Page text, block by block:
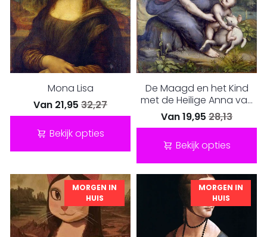
Mona Lisa
Van 21,95 32,27
Bekijk opties
De Maagd en het Kind
met de Heilige Anna van
Leonard...
Van19,95 28,13
Bekijk opties
MORGEN IN
HUIS
MORGEN IN
HUIS